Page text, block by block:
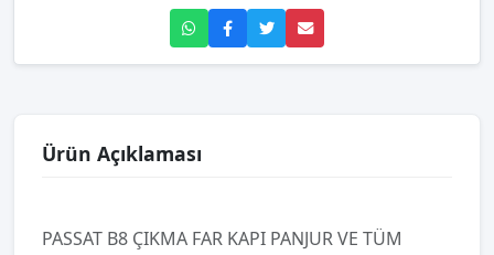
Ürün Açıklaması
PASSAT B8 ÇIKMA FAR KAPI PANJUR VE TÜM